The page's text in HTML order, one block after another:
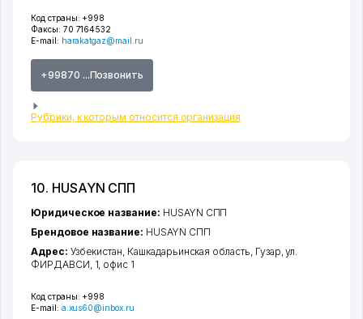
Код страны: +998
Факсы: 70 7164532
E-mail: harakatgaz@mail.ru
+99870 ...Позвонить
Рубрики, к которым относится организация
10. HUSAYN СПП
Код страны: +998
E-mail: a.xus60@inbox.ru
Юридическое название: HUSAYN СПП
Брендовое название: HUSAYN СПП
Адрес: Узбекистан, Кашкадарьинская область Гузар ,ул.
ФИРДАВСИ , 1, офис 1